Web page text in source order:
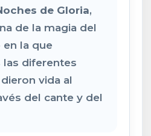
de Gloria,
de la magia del
la que
diferentes
vida al
del cante y del